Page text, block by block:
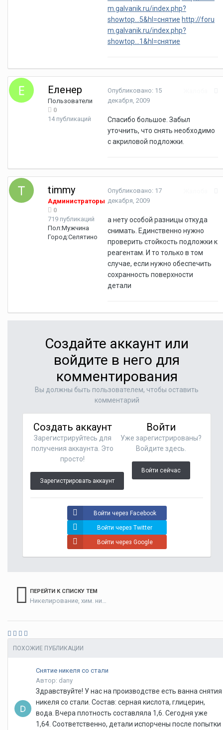
m.galvanik.ru/index.php?
showtop...5&hl=снятие http://foru
m.galvanik.ru/index.php?
showtop...1&hl=снятие
Еленер
Пользователи
0
14 публикаций
Опубликовано: 15
декабря, 2009
Спасибо большое. Забыл
уточнить, что снять необходимо
с акриловой подложки.
timmy
Администраторы
0
719 публикаций
Пол:Мужчина
Город:Селятино
Опубликовано: 17
декабря, 2009
а нету особой разницы откуда
снимать. Единственно нужно
проверить стойкость подложки к
реагентам. И то только в том
случае, если нужно обеспечить
сохранность поверхности
детали
Создайте аккаунт или
войдите в него для
комментирования
Вы должны быть пользователем, чтобы оставить
комментарий
Создать аккаунт
Зарегистрируйтесь для
получения аккаунта. Это
просто!
Зарегистрировать аккаунт
Войти
Уже зарегистрированы?
Войдите здесь.
Войти сейчас
Войти через Facebook
Войти через Twitter
Войти через Google
ПЕРЕЙТИ К СПИСКУ ТЕМ
ПОХОЖИЕ ПУБЛИКАЦИИ
Снятие никеля со стали
Автор: dany
Здравствуйте! У нас на производстве есть ванна снятия
никеля со стали. Состав: серная кислота, глицерин,
вода. Вчера плотность составляла 1,6. Сегодня уже
1,64. Соответственно, детали испорчены после попытки